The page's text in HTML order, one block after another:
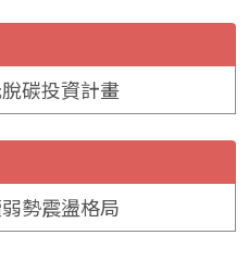
碳投資計畫
勢震盪格局